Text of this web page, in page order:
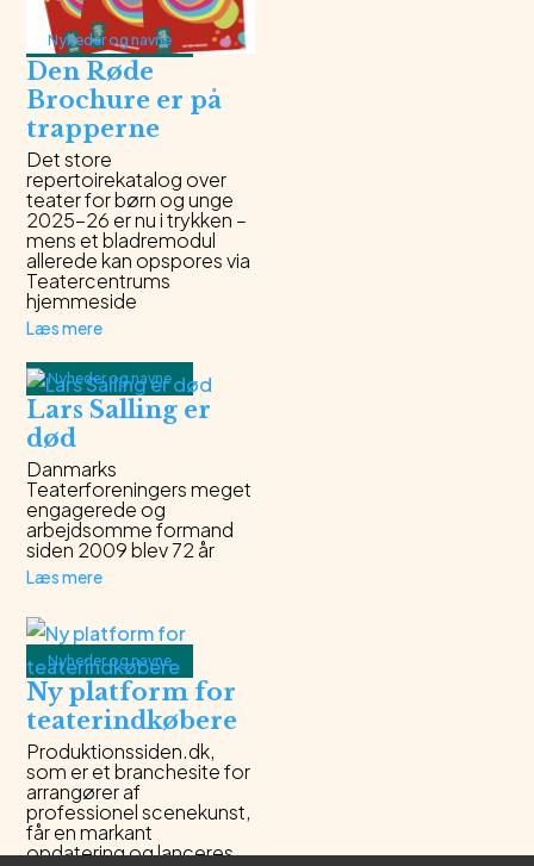
Nyheder og navne
Den Røde
Brochure er på
trapperne
Det store
repertoirekatalog over
teater for børn og unge
2025-26 er nu i trykken –
mens et bladremodul
allerede kan opspores via
Teatercentrums
hjemmeside
Læs mere
Nyheder og navne
Lars Salling er
død
Danmarks
Teaterforeningers meget
engagerede og
arbejdsomme formand
siden 2009 blev 72 år
Læs mere
Nyheder og navne
Ny platform for
teaterindkøbere
Produktionssiden.dk,
som er et branchesite for
arrangører af
professionel scenekunst,
får en markant
opdatering og lanceres